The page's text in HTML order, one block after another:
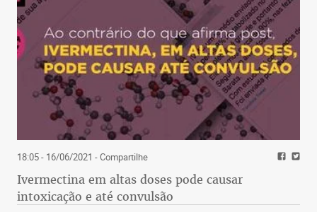
18:05 - 16/06/2021 - Compartilhe
Ivermectina em altas doses pode causar
intoxicação e até convulsão